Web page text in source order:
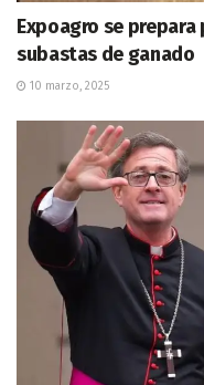
Expoagro se
subastas de ganado
10 marzo, 2025